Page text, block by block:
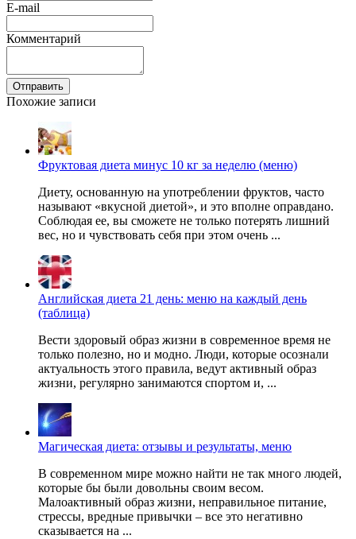
E-mail
Комментарий
Отправить
Похожие записи
Фруктовая диета минус 10 кг за неделю (меню)
Диету, основанную на употреблении фруктов, часто
называют «вкусной диетой», и это вполне оправдано.
Соблюдая ее, вы сможете не только потерять лишний
вес, но и чувствовать себя при этом очень ...
Английская диета 21 день: меню на каждый день
(таблица)
Вести здоровый образ жизни в современное время не
только полезно, но и модно. Люди, которые осознали
актуальность этого правила, ведут активный образ
жизни, регулярно занимаются спортом и, ...
Магическая диета: отзывы и результаты, меню
В современном мире можно найти не так много людей,
которые бы были довольны своим весом.
Малоактивный образ жизни, неправильное питание,
стрессы, вредные привычки – все это негативно
сказывается на ...